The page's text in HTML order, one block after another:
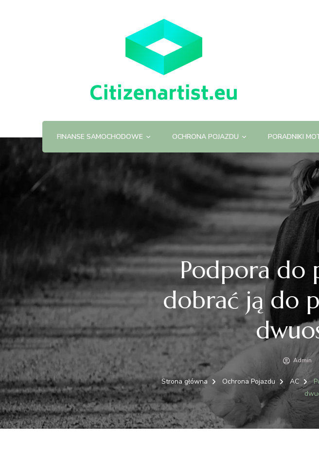
FINANSE SAMOCHODOWE OCHRONA POJAZDU PORADNIKI
Podpora do
dobrać ją do
Admin
Strona główna Ochrona Pojazdu AC